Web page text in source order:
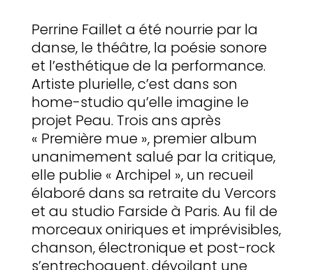
Perrine Faillet a été nourrie par la
danse, le théâtre, la poésie sonore
et l’esthétique de la performance.
Artiste plurielle, c’est dans son
home-studio qu’elle imagine le
projet Peau. Trois ans après
« Première mue », premier album
unanimement salué par la critique,
elle publie « Archipel », un recueil
élaboré dans sa retraite du Vercors
et au studio Farside à Paris. Au fil de
morceaux oniriques et imprévisibles,
chanson, électronique et post-rock
s’entrechoquent, dévoilant une